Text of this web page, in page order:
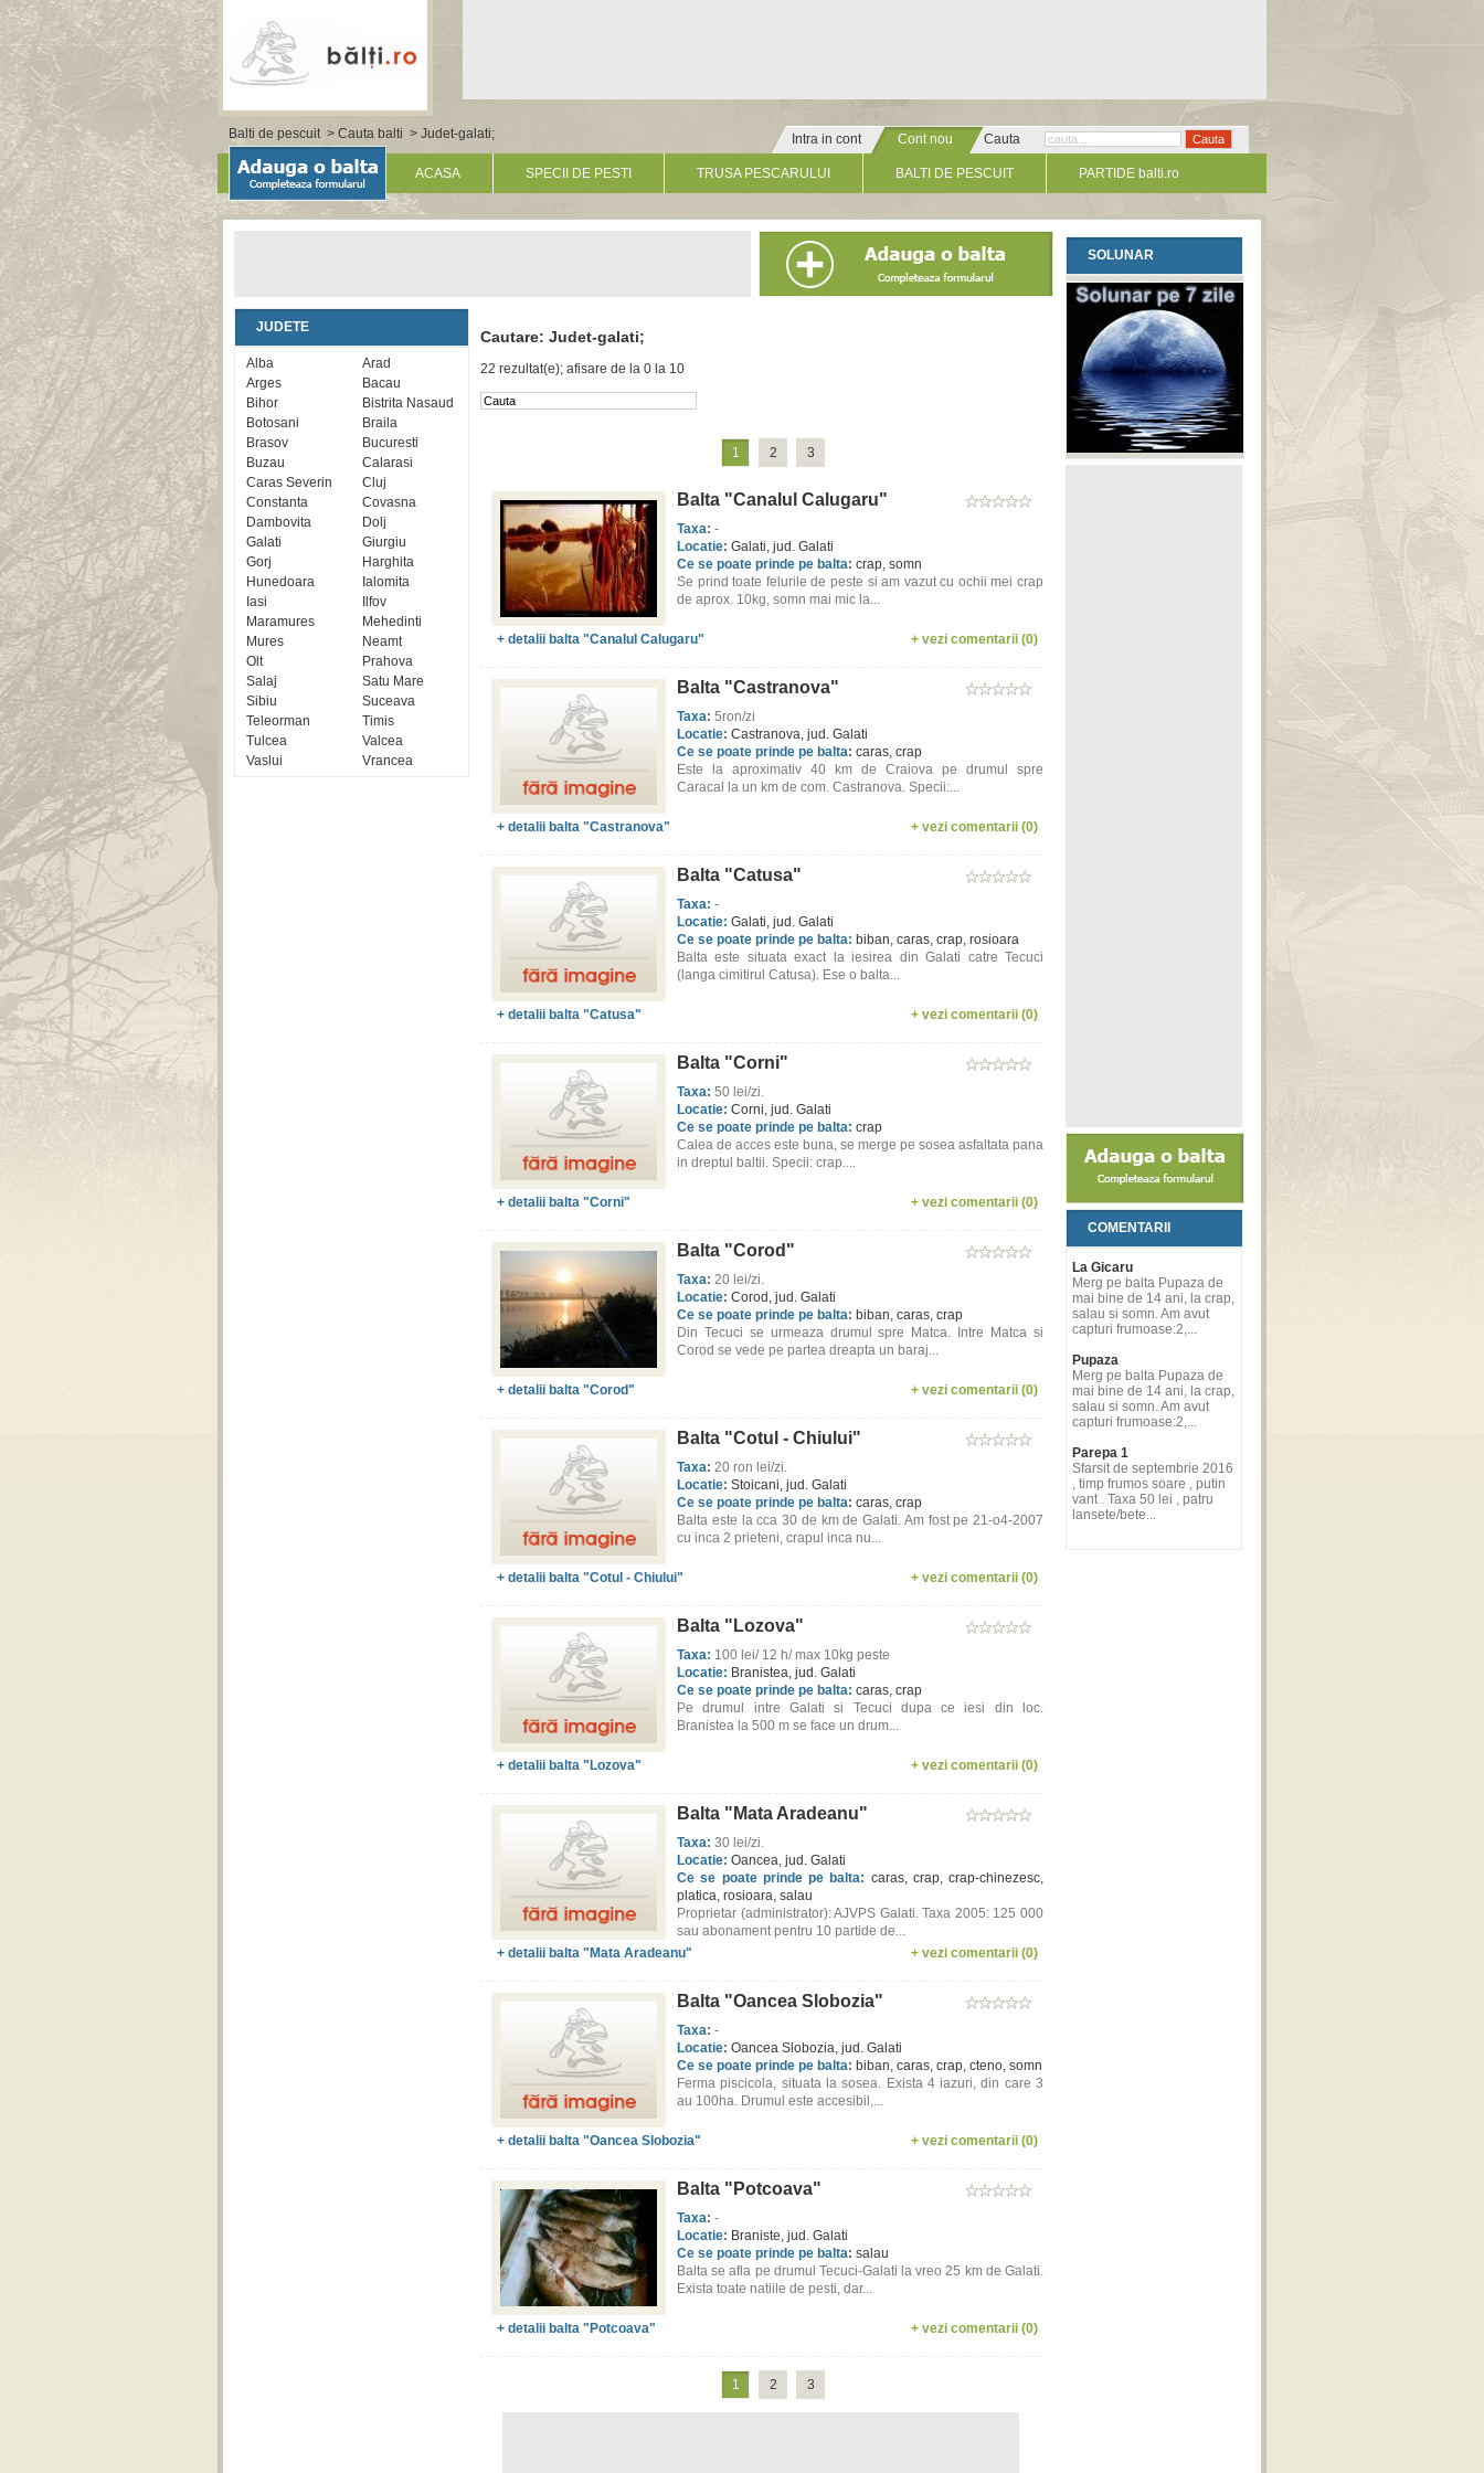
Balti de pescuit> Cauta balti > Judet-galati; Intra in cont
Cont nou
» Click pentru un cont nou
Cauta
ACASA SPECII DE PESTI TRUSA PESCARULUI BALTI DE PESCUIT PARTIDE balti.ro
JUDETE
Alba
Arad
Arges
Bacau
Bihor
Bistrita Nasaud
Botosani
Braila
Brasov
Bucuresti
Buzau
Calarasi
Caras Severin
Cluj
Constanta
Covasna
Dambovita
Dolj
Galati
Giurgiu
Gorj
Harghita
Hunedoara
Ialomita
Iasi
Ilfov
Maramures
Mehedinti
Mures
Neamt
Olt
Prahova
Salaj
Satu Mare
Sibiu
Suceava
Teleorman
Timis
Tulcea
Valcea
Vaslui
Vrancea
Cautare: Judet-galati;
22 rezultat(e); afisare de la 0 la 10
1 2 3
Balta "Canalul Calugaru"
Taxa: -
Locatie: Galati, jud. Galati
Ce se poate prinde pe balta: crap, somn
Se prind toate felurile de peste si am vazut cu ochii mei crap
de aprox. 10kg, somn mai mic la...
+ detalii balta "Canalul Calugaru" + vezi comentarii (0)
Balta "Castranova"
Taxa: 5ron/zi
Locatie: Castranova, jud. Galati
Ce se poate prinde pe balta: caras, crap
Este la aproximativ 40 km de Craiova pe drumul spre
Caracal la un km de com. Castranova. Specii:...
+ detalii balta "Castranova" + vezi comentarii (0)
Balta "Catusa"
Taxa: -
Locatie: Galati, jud. Galati
Ce se poate prinde pe balta: biban, caras, crap, rosioara
Balta este situata exact la iesirea din Galati catre Tecuci
(langa cimitirul Catusa). Ese o balta...
+ detalii balta "Catusa" + vezi comentarii (0)
Balta "Corni"
Taxa: 50 lei/zi.
Locatie: Corni, jud. Galati
Ce se poate prinde pe balta: crap
Calea de acces este buna, se merge pe sosea asfaltata pana
in dreptul baltii. Specii: crap....
+ detalii balta "Corni" + vezi comentarii (0)
Balta "Corod"
Taxa: 20 lei/zi.
Locatie: Corod, jud. Galati
Ce se poate prinde pe balta: biban, caras, crap
Din Tecuci se urmeaza drumul spre Matca. Intre Matca si
Corod se vede pe partea dreapta un baraj...
+ detalii balta "Corod" + vezi comentarii (0)
Balta "Cotul - Chiului"
Taxa: 20 ron lei/zi.
Locatie: Stoicani, jud. Galati
Ce se poate prinde pe balta: caras, crap
Balta este la cca 30 de km de Galati. Am fost pe 21-o4-2007
cu inca 2 prieteni, crapul inca nu...
+ detalii balta "Cotul - Chiului" + vezi comentarii (0)
Balta "Lozova"
Taxa: 100 lei/ 12 h/ max 10kg peste
Locatie: Branistea, jud. Galati
Ce se poate prinde pe balta: caras, crap
Pe drumul intre Galati si Tecuci dupa ce iesi din loc.
Branistea la 500 m se face un drum...
+ detalii balta "Lozova" + vezi comentarii (0)
Balta "Mata Aradeanu"
Taxa: 30 lei/zi.
Locatie: Oancea, jud. Galati
Ce se poate prinde pe balta: caras, crap, crap-chinezesc,
platica, rosioara, salau
Proprietar (administrator): AJVPS Galati. Taxa 2005: 125 000
sau abonament pentru 10 partide de...
+ detalii balta "Mata Aradeanu"
+ vezi comentarii (0)
Balta "Oancea Slobozia"
Taxa: -
Locatie: Oancea Slobozia, jud. Galati
Ce se poate prinde pe balta: biban, caras, crap, cteno, somn
Ferma piscicola, situata la sosea. Exista 4 iazuri, din care 3
au 100ha. Drumul este accesibil,...
+ detalii balta "Oancea Slobozia" + vezi comentarii (0)
Balta "Potcoava"
Taxa: -
Locatie: Braniste, jud. Galati
Ce se poate prinde pe balta: salau
Balta se afla pe drumul Tecuci-Galati la vreo 25 km de Galati.
Exista toate natiile de pesti, dar...
+ detalii balta "Potcoava" + vezi comentarii (0)
1 2 3
SOLUNAR
COMENTARII
La Gicaru
Merg pe balta Pupaza de
mai bine de 14 ani, la crap,
salau si somn. Am avut
capturi frumoase:2,...
Pupaza
Merg pe balta Pupaza de
mai bine de 14 ani, la crap,
salau si somn. Am avut
capturi frumoase:2,...
Parepa 1
Sfarsit de septembrie 2016
, timp frumos soare , putin
vant . Taxa 50 lei , patru
lansete/bete...